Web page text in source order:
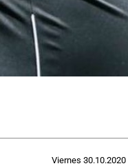
Viernes 30.10.2020